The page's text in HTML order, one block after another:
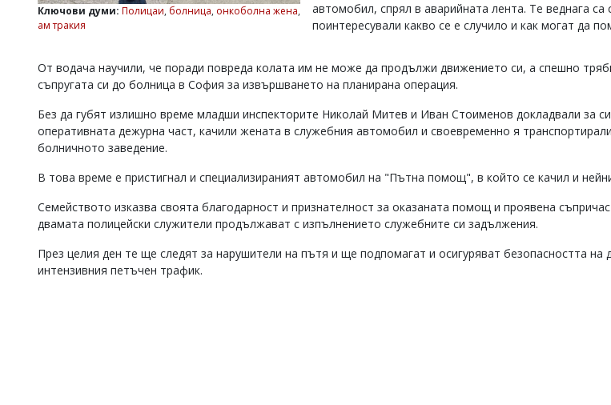
Главен
редактор:
office@flagman.bg
Коментарите
статиите
въвеждат
читателите
редакцията
отговорност
Ключови думи: Полицаи, болница, онкоболна жена,
ам тракия
автомобил, спрял в аварийната лента. Те веднага са
поинтересували какво се е случило и как могат да
От водача научили, че поради повреда колата им не може да продължи движението си, а спешно
съпругата си до болница в София за извършването на планирана операция.
Без да губят излишно време младши инспекторите Николай Митев и Иван Стоименов докладвали за
оперативната дежурна част, качили жената в служебния автомобил и своевременно я
болничното заведение.
В това време е пристигнал и специализираният автомобил на "Пътна помощ", в който се качил и
Семейството изказва своята благодарност и признателност за оказаната помощ и проявена
двамата полицейски служители продължават с изпълнението служебните си задължения.
През целия ден те ще следят за нарушители на пътя и ще подпомагат и осигуряват безопасността на
интензивния петъчен трафик.